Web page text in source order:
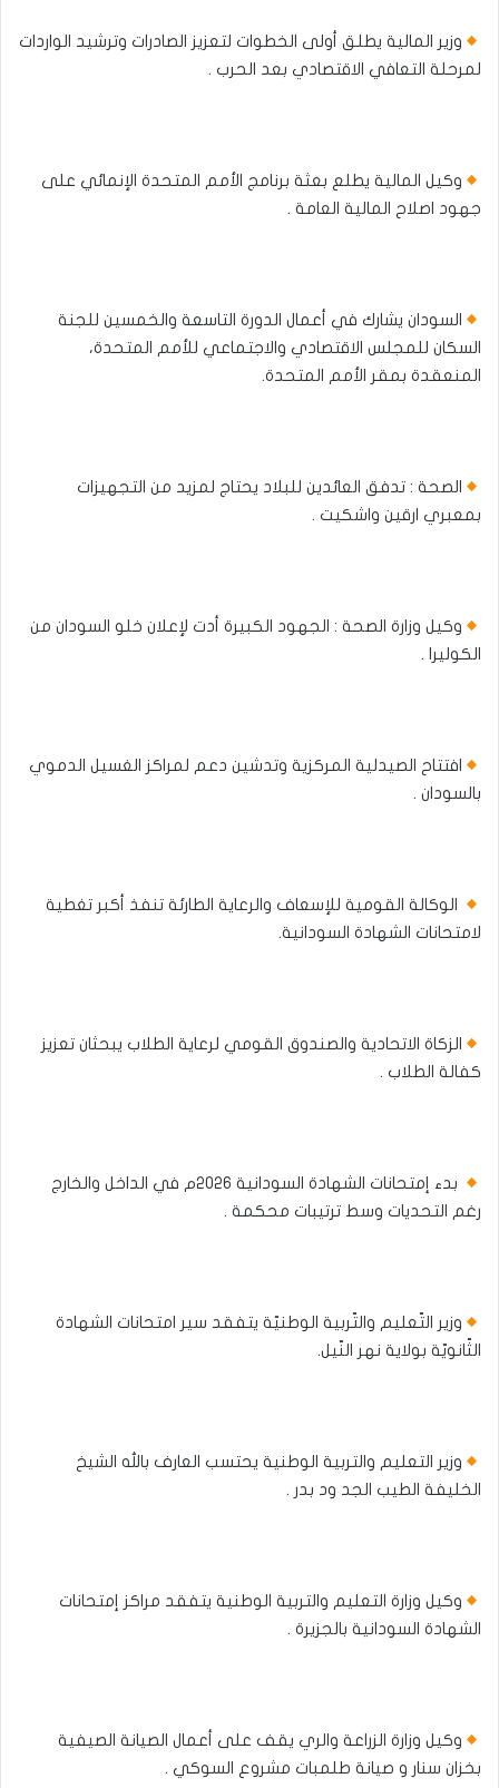
وزير المالية يطلق أولى الخطوات لتعزيز الصادرات وترشيد الواردات
لمرحلة التعافي الاقتصادي بعد الحرب .
وكيل المالية يطلع بعثة برنامج الأمم المتحدة الإنمائي على
جهود اصلاح المالية العامة .
السودان يشارك في أعمال الدورة التاسعة والخمسين للجنة
السكان للمجلس الاقتصادي والاجتماعي للأمم المتحدة،
المنعقدة بمقر الأمم المتحدة.
الصحة : تدفق العائدين للبلاد يحتاج لمزيد من التجهيزات
بمعبري ارقين واشكيت .
وكيل وزارة الصحة : الجهود الكبيرة أدت لإعلان خلو السودان من
الكوليرا .
افتتاح الصيدلية المركزية وتدشين دعم لمراكز الغسيل الدموي
بالسودان .
الوكالة القومية للإسعاف والرعاية الطارئة تنفذ أكبر تغطية
لامتحانات الشهادة السودانية.
الزكاة الاتحادية والصندوق القومي لرعاية الطلاب يبحثان تعزيز
كفالة الطلاب .
بدء إمتحانات الشهادة السودانية ٢٠٢٦م في الداخل والخارج
رغم التحديات وسط ترتيبات محكمة .
وزير التّعليم والتّربية الوطنيّة يتفقد سير امتحانات الشهادة
الثّانويّة بولاية نهر النّيل.
وزير التعليم والتربية الوطنية يحتسب العارف بالله الشيخ
الخليفة الطيب الجد ود بدر .
وكيل وزارة التعليم والتربية الوطنية يتفقد مراكز إمتحانات
الشهادة السودانية بالجزيرة .
وكيل وزارة الزراعة والري يقف على أعمال الصيانة الصيفية
بخزان سنار و صيانة طلمبات مشروع السوكي .